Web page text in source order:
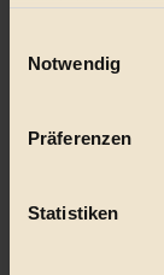
Wenn Sie es
Ihr
Erfahren Sie
Notwendig
Präferenzen
Statistiken
#
Garten